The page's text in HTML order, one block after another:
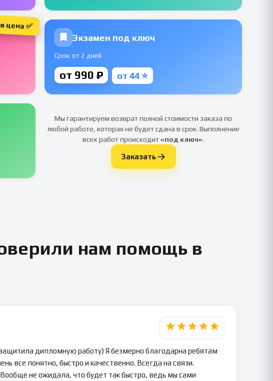
цена ✅
Экзамен под ключ
Срок: от 2 дней
от 990 ₽ от 44 ⭐
Мы гарантируем возврат полной стоимости заказа по
любой работе, которая не будет сдана в срок. Выполнение
всех работ происходит«под ключ».
Заказать
нам помощь в
дипломную работу) Я безмерно благодарна ребятам
все понятно, быстро и качественно. Всегда на связи.
не ожидала, что будет так быстро, ведь мы сами